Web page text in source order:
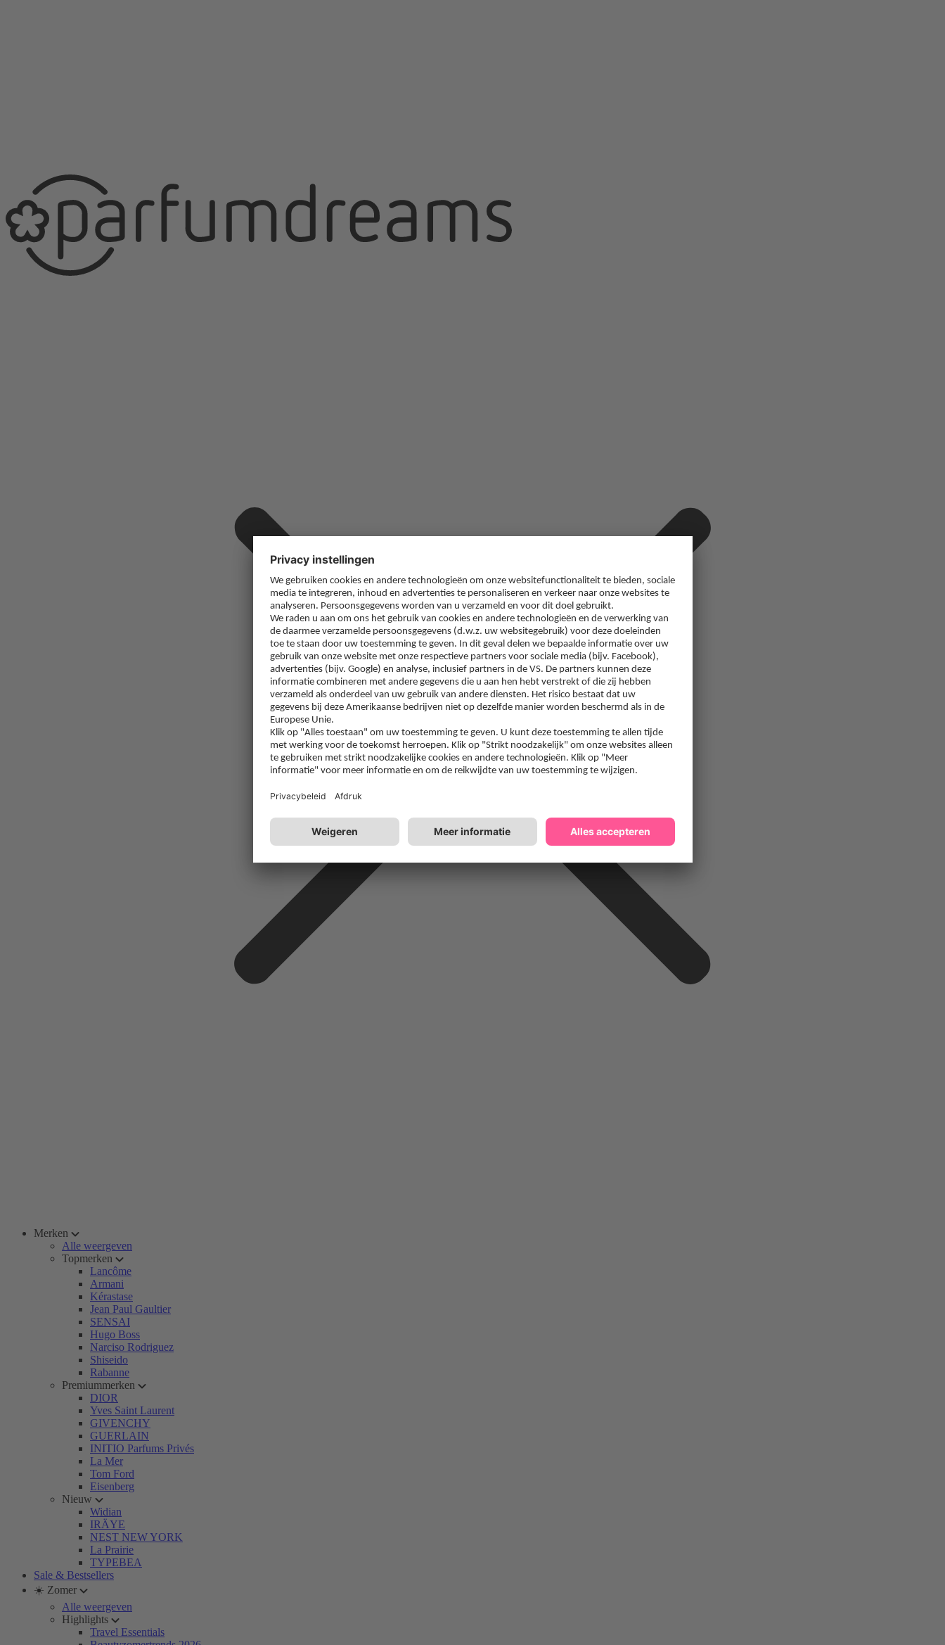
Merken
Alle weergeven
Topmerken
Lancôme
Armani
Kérastase
Jean Paul Gaultier
SENSAI
Hugo Boss
Narciso Rodriguez
Shiseido
Rabanne
Premiummerken
DIOR
Yves Saint Laurent
GIVENCHY
GUERLAIN
INITIO Parfums Privés
La Mer
Tom Ford
Eisenberg
Nieuw
Widian
IRÄYE
NEST NEW YORK
La Prairie
TYPEBEA
Sale & Bestsellers
☀️ Zomer
Alle weergeven
Highlights
Travel Essentials